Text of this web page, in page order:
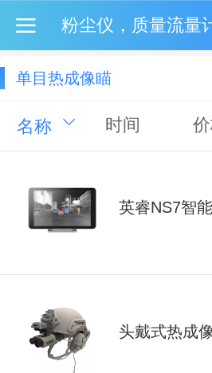
单目热成像瞄
名称 时间
英睿NS7智
头戴式热成